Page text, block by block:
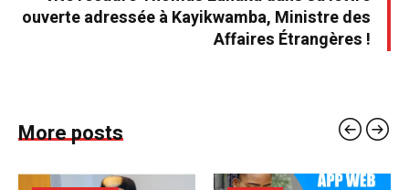
ouverte adressée à Kayikwamba, Ministre des
Affaires Étrangères !
More posts